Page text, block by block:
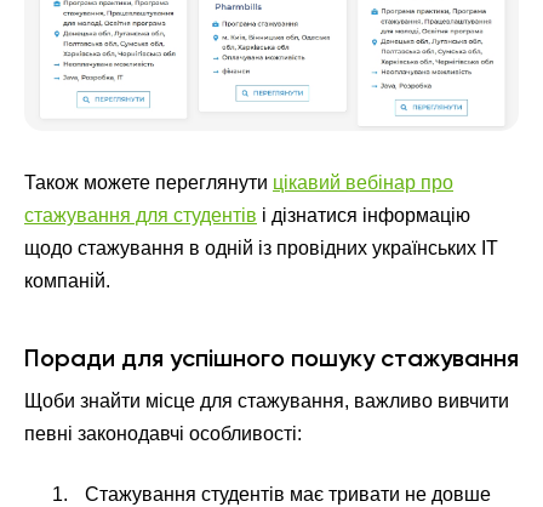
Також можете переглянути цікавий вебінар про
стажування для студентів і дізнатися інформацію
щодо стажування в одній із провідних українських IT
компаній.
Поради для успішного пошуку стажування
Щоби знайти місце для стажування, важливо вивчити
певні законодавчі особливості:
Стажування студентів має тривати не довше